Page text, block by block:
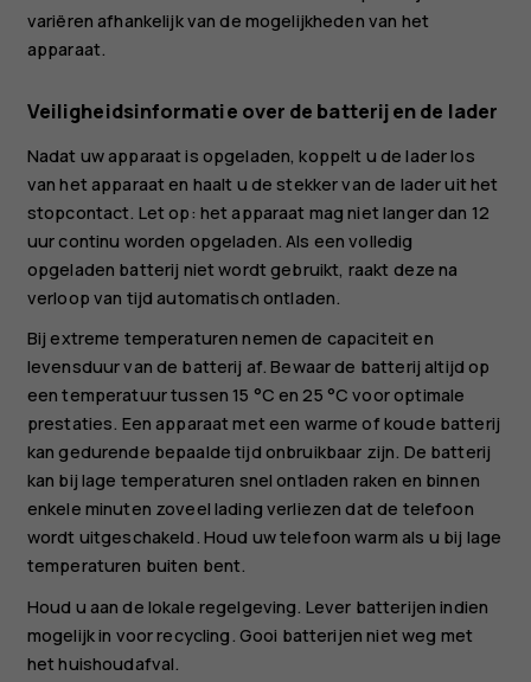
variëren afhankelijk van de mogelijkheden van het
apparaat.
Veiligheidsinformatie over de batterij en de lader
Nadat uw apparaat is opgeladen, koppelt u de lader los
van het apparaat en haalt u de stekker van de lader uit het
stopcontact. Let op: het apparaat mag niet langer dan 12
uur continu worden opgeladen. Als een volledig
opgeladen batterij niet wordt gebruikt, raakt deze na
verloop van tijd automatisch ontladen.
Bij extreme temperaturen nemen de capaciteit en
levensduur van de batterij af. Bewaar de batterij altijd op
een temperatuur tussen 15 °C en 25 °C voor optimale
prestaties. Een apparaat met een warme of koude batterij
kan gedurende bepaalde tijd onbruikbaar zijn. De batterij
kan bij lage temperaturen snel ontladen raken en binnen
enkele minuten zoveel lading verliezen dat de telefoon
wordt uitgeschakeld. Houd uw telefoon warm als u bij lage
temperaturen buiten bent.
Houd u aan de lokale regelgeving. Lever batterijen indien
mogelijk in voor recycling. Gooi batterijen niet weg met
het huishoudafval.